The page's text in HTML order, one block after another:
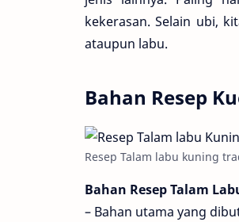
kekerasan. Selain ubi,
ataupun labu.
Bahan Resep
Resep Talam labu kuning
Bahan Resep Talam
– Bahan utama yang